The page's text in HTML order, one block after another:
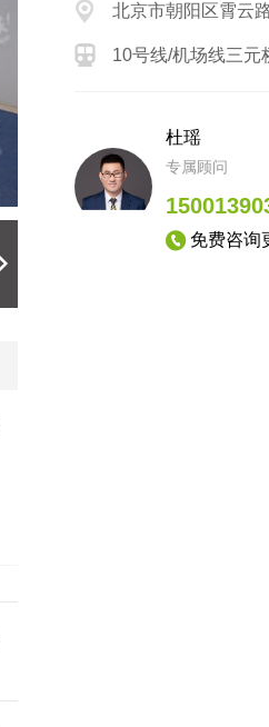
北京市朝阳区霄云
10号线/机场线三元
杜瑶
专属顾问
免费咨询